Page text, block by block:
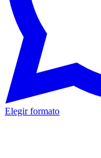
Elegir formato